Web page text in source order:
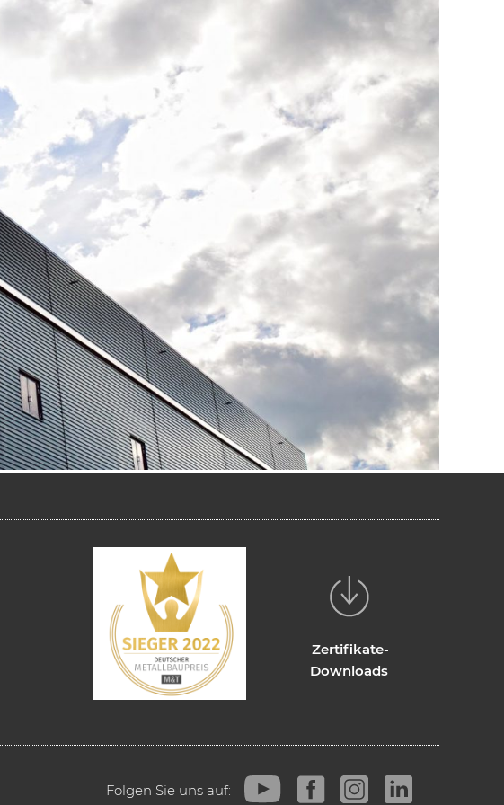
Zertifikate-
Downloads
Folgen Sie uns auf: